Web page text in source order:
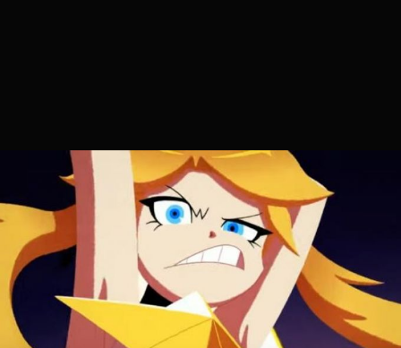
Stadia HUN 2022.09.12. 12:23
DJMax Respect V XCLOUD
Ritmus-káosz a felhőben